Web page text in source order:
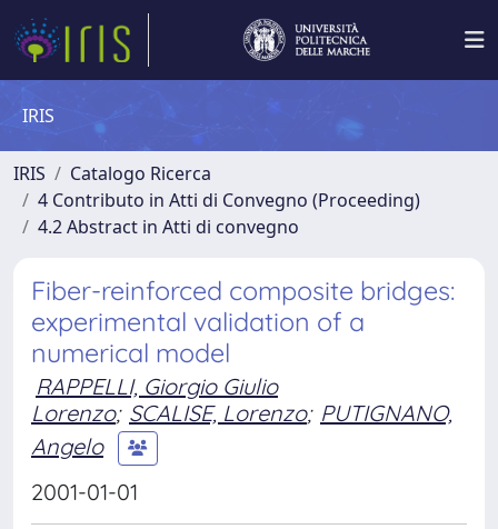
IRIS
IRIS
Catalogo Ricerca
4 Contributo in Atti di Convegno (Proceeding)
4.2 Abstract in Atti di convegno
Fiber-reinforced composite bridges:
experimental validation of a
numerical model
RAPPELLI, Giorgio Giulio
Lorenzo; SCALISE, Lorenzo; PUTIGNANO,
Angelo
2001-01-01